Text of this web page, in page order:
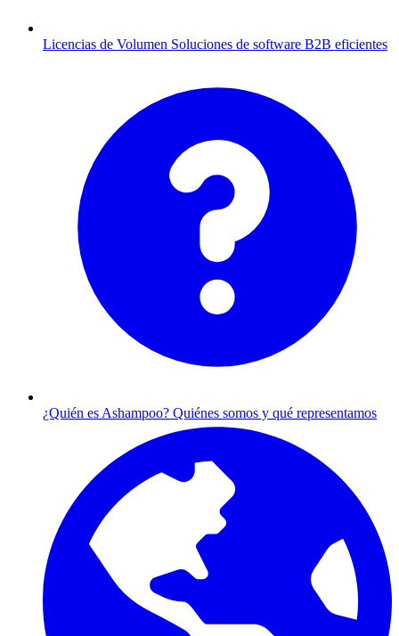
Licencias de Volumen Soluciones de software B2B eficientes
¿Quién es Ashampoo? Quiénes somos y qué representamos